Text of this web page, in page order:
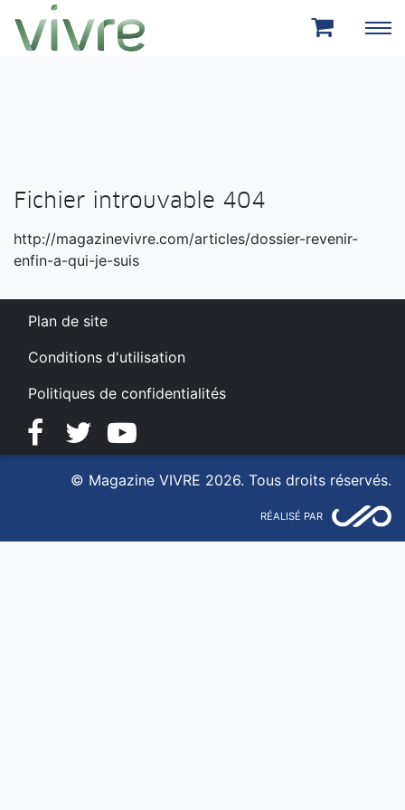
Aller au menu principal
Aller au contenu principal
Fichier introuvable 404
http://magazinevivre.com/articles/dossier-revenir-
enfin-a-qui-je-suis
Plan de site
Conditions d'utilisation
Politiques de confidentialités
FacebookTwitterYouTube
© Magazine VIVRE 2026. Tous droits réservés.
RÉALISÉ PAR